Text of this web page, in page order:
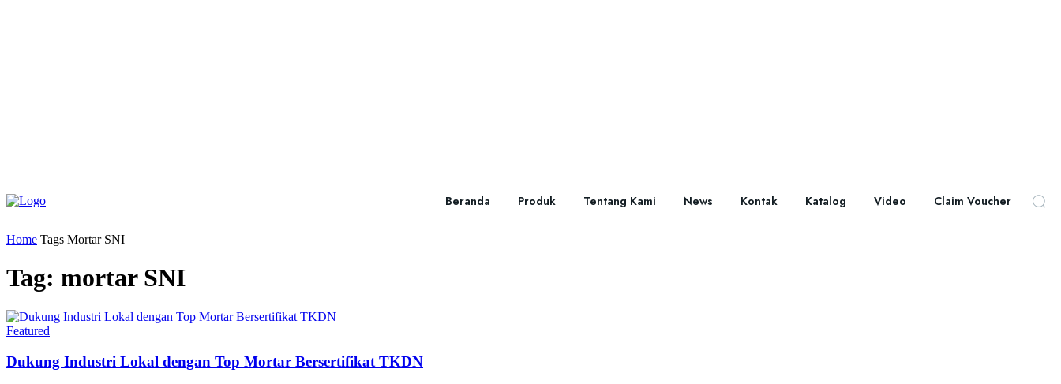
Beranda Produk Tentang Kami News Kontak Katalog Video Claim Voucher
Home Tags Mortar SNI
Tag: mortar SNI
Featured
Dukung Industri Lokal dengan Top Mortar Bersertifikat TKDN